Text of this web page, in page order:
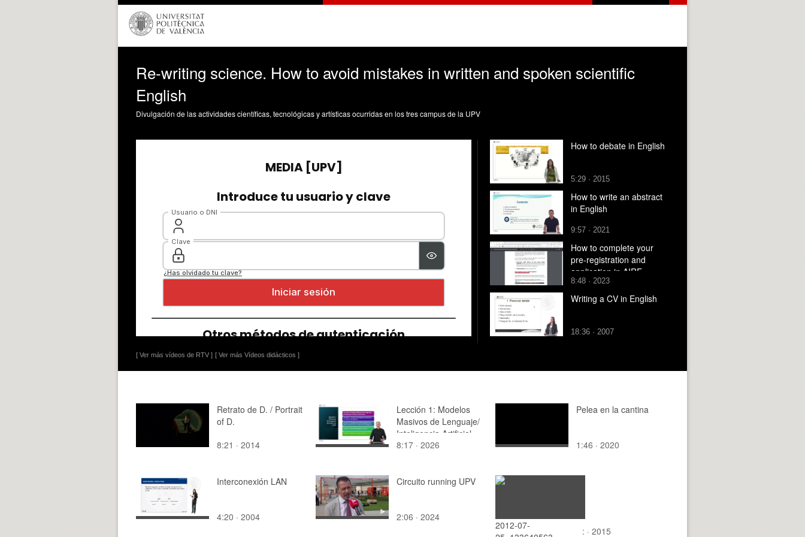
Re-writing science. How to avoid mistakes in written and spoken scientific
English
Divulgación de las actividades científicas, tecnológicas y artísticas ocurridas en los tres campus de la UPV
[ Ver más vídeos de RTV ] [ Ver más Vídeos didácticos ]
How to debate in English
5:29 · 2015
How to write an abstract
in English
9:57 · 2021
How to complete your
pre-registration and
application in AIRE
8:48 · 2023
Writing a CV in English
18:36 · 2007
Retrato de D. / Portrait
of D.
8:21 · 2014
Lección 1: Modelos
Masivos de Lenguaje/
Inteligencia Artificial
Generativa
8:17 · 2026
Pelea en la cantina
1:46 · 2020
Interconexión LAN
4:20 · 2004
Circuito running UPV
2:06 · 2024
2012-07-
: · 2015